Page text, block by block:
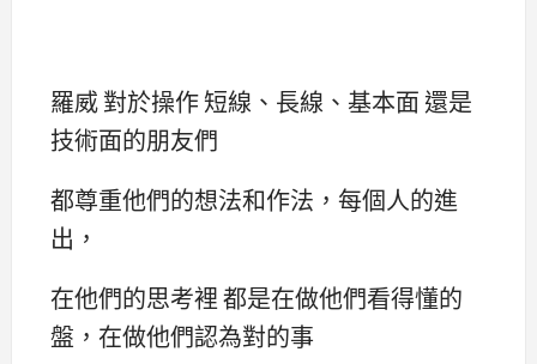
羅威 對於操作 短線、長線、基本面 還是
技術面的朋友們
都尊重他們的想法和作法，每個人的進
出，
在他們的思考裡 都是在做他們看得懂的
盤，在做他們認為對的事